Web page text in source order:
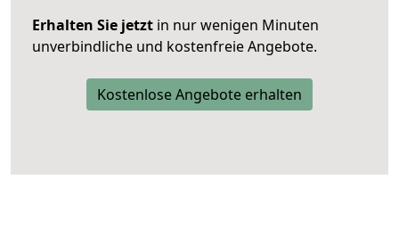
Erhalten Sie jetzt in nur wenigen Minuten
unverbindliche und kostenfreie Angebote.
Kostenlose Angebote erhalten